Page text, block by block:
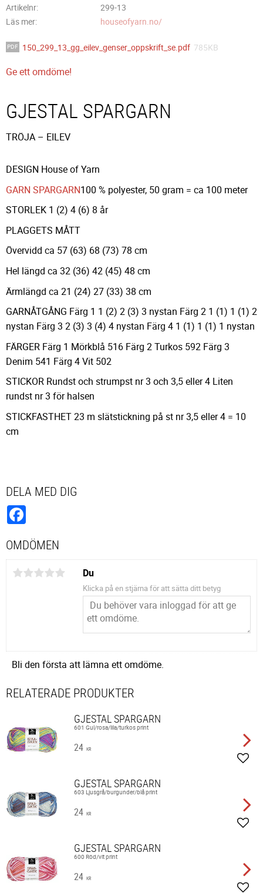
Artikelnr
299-13
Läs mer
houseofyarn.no/
150_299_13_gg_eilev_genser_oppskrift_se.pdf 785KB
Ge ett omdöme!
GJESTAL SPARGARN
TRÖJA – EILEV
DESIGN House of Yarn
GARN SPARGARN100 % polyester, 50 gram = ca 100 meter
STORLEK 1 (2) 4 (6) 8 år
PLAGGETS MÅTT
Övervidd ca 57 (63) 68 (73) 78 cm
Hel längd ca 32 (36) 42 (45) 48 cm
Ärmlängd ca 21 (24) 27 (33) 38 cm
GARNÅTGÅNG Färg 1 1 (2) 2 (3) 3 nystan Färg 2 1 (1) 1 (1) 2
nystan Färg 3 2 (3) 3 (4) 4 nystan Färg 4 1 (1) 1 (1) 1 nystan
FÄRGER Färg 1 Mörkblå 516 Färg 2 Turkos 592 Färg 3
Denim 541 Färg 4 Vit 502
STICKOR Rundst och strumpst nr 3 och 3,5 eller 4 Liten
rundst nr 3 för halsen
STICKFASTHET 23 m slätstickning på st nr 3,5 eller 4 = 10
cm
DELA MED DIG
OMDÖMEN
Du
Klicka på en stjärna för att sätta ditt betyg
Bli den första att lämna ett omdöme.
RELATERADE PRODUKTER
GJESTAL SPARGARN
601 Gul/rosa/lila/turkos print
24 KR
GJESTAL SPARGARN
603 Ljusgrå/burgunder/blå print
24 KR
GJESTAL SPARGARN
600 Röd/vit print
24 KR